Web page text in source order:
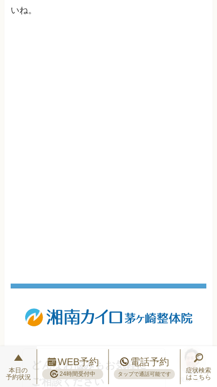
いね。
院長：高木
どんなお悩みもお気軽に
ご相談ください
本日の
予約状況
WEB予約
24時間受付中
電話予約
タップで通話可能です
症状検索
はこちら